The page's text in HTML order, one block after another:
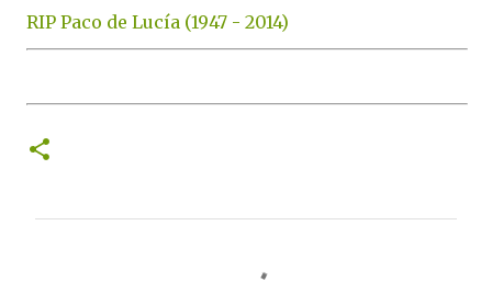
RIP Paco de Lucía (1947 - 2014)